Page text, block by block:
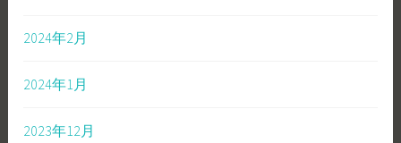
2024年2月
2024年1月
2023年12月